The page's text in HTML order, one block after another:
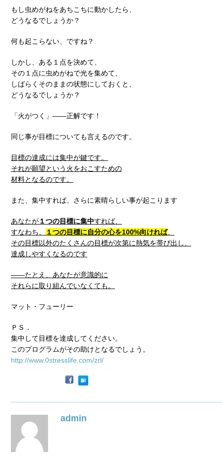
もし虫めがねをあちこちに動かしたら、
どうなるでしょうか？
何も起こらない、ですね？
しかし、ある１点を決めて、
その１点に虫めがねで光を集めて、
しばらくそのままの状態にしておくと、
どうなるでしょうか？
「火がつく」――正解です！
同じ事が目標についても言えるのです。
目標の達成には集中が鍵です。
それが願望という火をおこすための
材料となるのです。
また、集中すれば、さらに素晴らしい事が起こります
あなたが１つの目標に集中すれば、
すなわち、
１つの目標に自分の心を100%向ければ、
その目標以外のたくさんの目標が次第に熱気を帯び出し、
達成しやすくなるのです
――たとえ、あなたが意識的に
それらに取り組んでいなくても。
マット・フューリー
ＰＳ．
集中して目標を達成してください。
このプログラムがその助けとなるでしょう。
http://www.0stresslife.com/zrl/
admin